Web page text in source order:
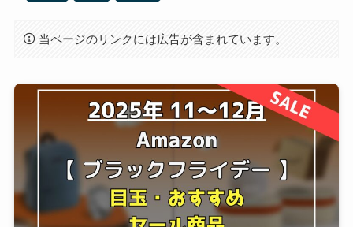
当ページのリンクには広告が含まれています。